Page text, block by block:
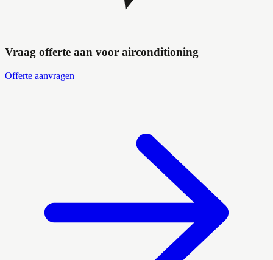
Vraag offerte aan voor airconditioning
Offerte aanvragen